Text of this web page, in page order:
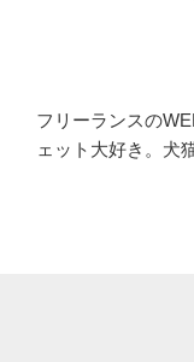
フリーランスの
ェット大好き。犬